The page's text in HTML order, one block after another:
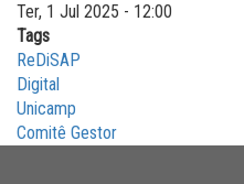
Ter, 1 Jul 2025 - 12:00
Tags
ReDiSAP
Digital
Unicamp
Comitê Gestor